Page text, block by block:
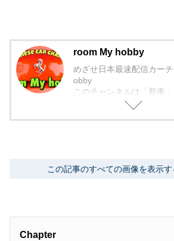
room My hobby
めざせ日本最速配信カー
obby
このチャンネルは「新車
係」を主に配信しており
この記事のすべての画像を表示す
Chapter